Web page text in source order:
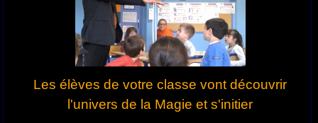
Les élèves de votre classe vont découvrir
l'univers de la Magie et s'initier